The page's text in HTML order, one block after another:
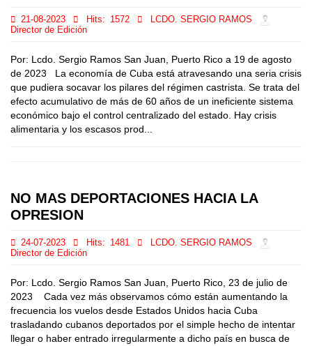
21-08-2023 Hits: 1572
LCDO. SERGIO RAMOS
Director de Edición
Por: Lcdo. Sergio Ramos San Juan, Puerto Rico a 19 de agosto
de 2023 La economía de Cuba está atravesando una seria crisis
que pudiera socavar los pilares del régimen castrista. Se trata del
efecto acumulativo de más de 60 años de un ineficiente sistema
económico bajo el control centralizado del estado. Hay crisis
alimentaria y los escasos prod...
NO MAS DEPORTACIONES HACIA LA
OPRESION
24-07-2023 Hits: 1481
LCDO. SERGIO RAMOS
Director de Edición
Por: Lcdo. Sergio Ramos San Juan, Puerto Rico, 23 de julio de
2023 Cada vez más observamos cómo están aumentando la
frecuencia los vuelos desde Estados Unidos hacia Cuba
trasladando cubanos deportados por el simple hecho de intentar
llegar o haber entrado irregularmente a dicho país en busca de